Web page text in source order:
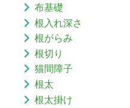
布基礎
根入れ深さ
根がらみ
根切り
猫間障子
根太
根太掛け